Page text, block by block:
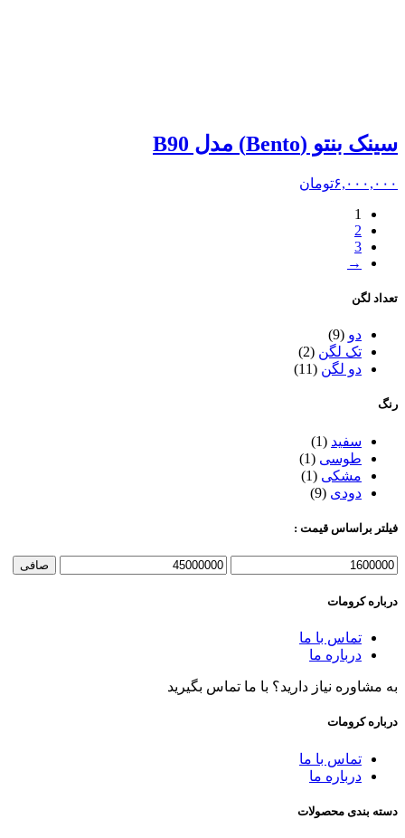
سینک بنتو (Bento) مدل B90
۶,۰۰۰,۰۰۰تومان
1
2
3
→
تعداد لگن
دو (9)
تک لگن (2)
دو لگن (11)
رنگ
سفید (1)
طوسی (1)
مشکی (1)
دودی (9)
فیلتر براساس قیمت :
حداقل
حداكثر
صافی
درباره کرومات
تماس با ما
درباره ما
به مشاوره نیاز دارید؟ با ما تماس بگیرید
درباره کرومات
تماس با ما
درباره ما
دسته بندی محصولات